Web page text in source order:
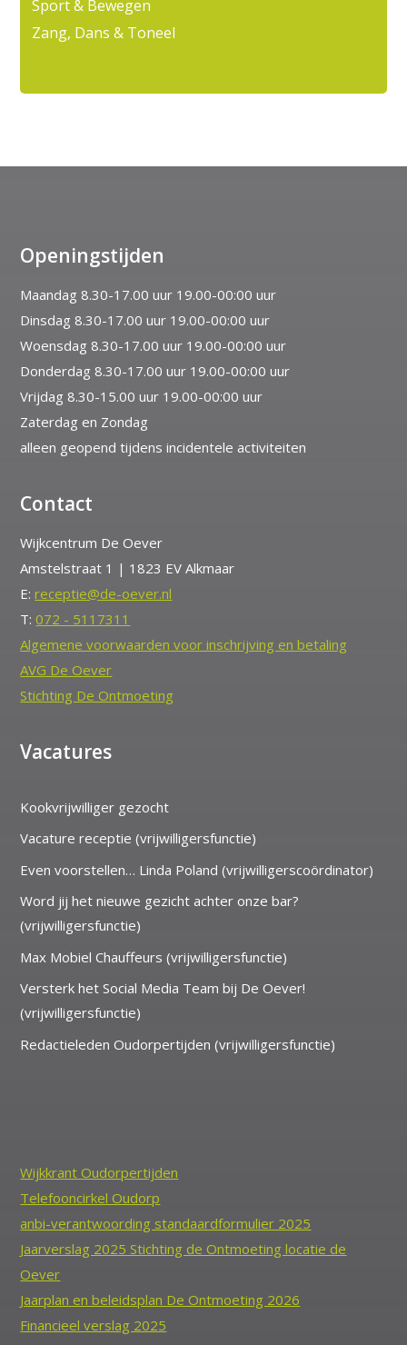
Sport & Bewegen
Zang, Dans & Toneel
Openingstijden
Maandag 8.30-17.00 uur 19.00-00:00 uur
Dinsdag 8.30-17.00 uur 19.00-00:00 uur
Woensdag 8.30-17.00 uur 19.00-00:00 uur
Donderdag 8.30-17.00 uur 19.00-00:00 uur
Vrijdag 8.30-15.00 uur 19.00-00:00 uur
Zaterdag en Zondag
alleen geopend tijdens incidentele activiteiten
Contact
Wijkcentrum De Oever
Amstelstraat 1 | 1823 EV Alkmaar
E: receptie@de-oever.nl
T: 072 - 5117311
Algemene voorwaarden voor inschrijving en betaling
AVG De Oever
Stichting De Ontmoeting
Vacatures
Kookvrijwilliger gezocht
Vacature receptie (vrijwilligersfunctie)
Even voorstellen… Linda Poland (vrijwilligerscoördinator)
Word jij het nieuwe gezicht achter onze bar?
(vrijwilligersfunctie)
Max Mobiel Chauffeurs (vrijwilligersfunctie)
Versterk het Social Media Team bij De Oever!
(vrijwilligersfunctie)
Redactieleden Oudorpertijden (vrijwilligersfunctie)
Wijkkrant Oudorpertijden
Telefooncirkel Oudorp
anbi-verantwoording standaardformulier 2025
Jaarverslag 2025 Stichting de Ontmoeting locatie de
Oever
Jaarplan en beleidsplan De Ontmoeting 2026
Financieel verslag 2025